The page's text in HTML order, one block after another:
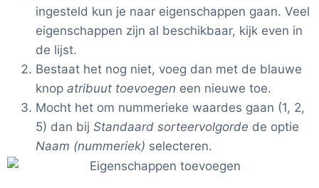
ingesteld kun je naar eigenschappen gaan. Veel
eigenschappen zijn al beschikbaar, kijk even in
de lijst.
Bestaat het nog niet, voeg dan met de blauwe
knop atribuut toevoegen een nieuwe toe.
Mocht het om nummerieke waardes gaan (1, 2,
5) dan bij Standaard sorteervolgorde de optie
Naam (nummeriek) selecteren.